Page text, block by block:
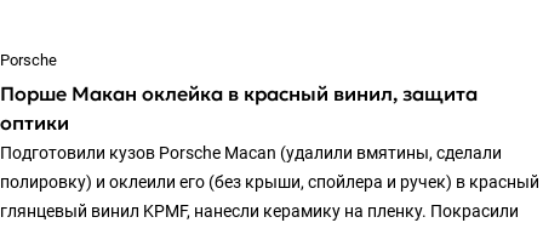
Porsche
Порше Макан оклейка в красный винил, защита
оптики
Подготовили кузов Porsche Macan (удалили вмятины, сделали
полировку) и оклеили его (без крыши, спойлера и ручек) в красный
глянцевый винил KPMF, нанесли керамику на пленку. Покрасили